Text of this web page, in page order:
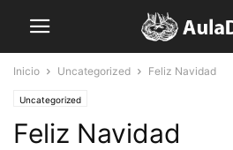
Inicio Uncategorized Feliz Navidad
Uncategorized
Feliz Navidad